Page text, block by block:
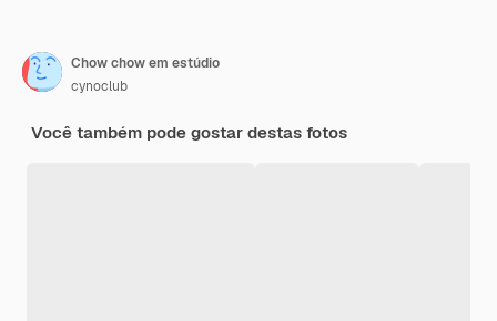
Chow chow em estúdio
cynoclub
Você também pode gostar destas fotos